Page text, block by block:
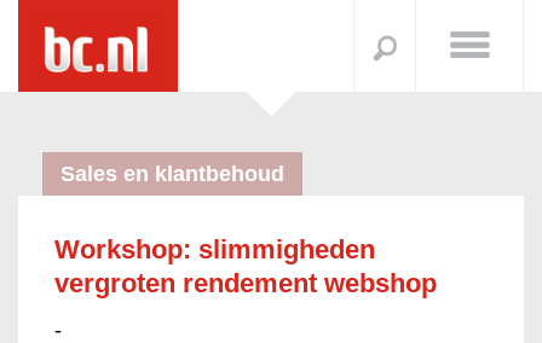
Sales en klantbehoud
Workshop: slimmigheden
vergroten rendement webshop
-